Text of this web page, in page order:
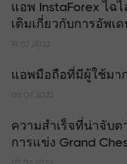
แอพ InstaForex ไฉ
เติมเกี่ยวกับการอัพเ
19.07.2022
แอพมือถือที่มีผู้ใช้มา
08.07.2022
ความสำเร็จที่น่าจับ
การแข่ง Grand